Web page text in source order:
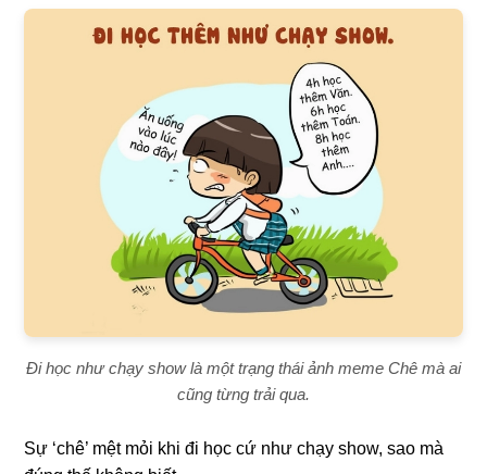
Đi học như chạy show là một trạng thái ảnh meme Chê mà ai
cũng từng trải qua.
Sự ‘chê’ mệt mỏi khi đi học cứ như chạy show, sao mà